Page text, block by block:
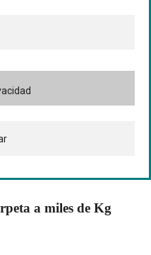
a miles de Kg